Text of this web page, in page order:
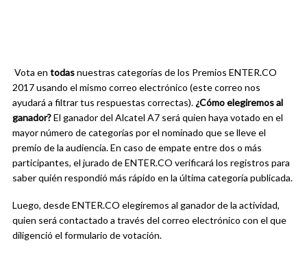
Vota en todasnuestras categorías de los Premios ENTER.CO
2017 usando el mismo correo electrónico (este correo nos
ayudará a filtrar tus respuestas correctas). ¿Cómo elegiremos al
ganador?El ganador del Alcatel A7 será quien haya votado en el
mayor número de categorías por el nominado que se lleve el
premio de la audiencia. En caso de empate entre dos o más
participantes, el jurado de ENTER.CO verificará los registros para
saber quién respondió más rápido en la última categoría publicada.
Luego, desde ENTER.CO elegiremos al ganador de la actividad,
quien será contactado a través del correo electrónico con el que
diligenció el formulario de votación.